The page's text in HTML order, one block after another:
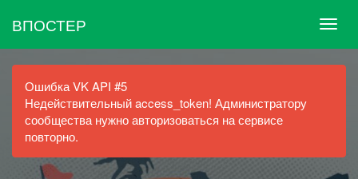
ВПОСТЕР
Ошибка VK API #5
Недействительный access_token! Администратору
сообщества нужно авторизоваться на сервисе
повторно.